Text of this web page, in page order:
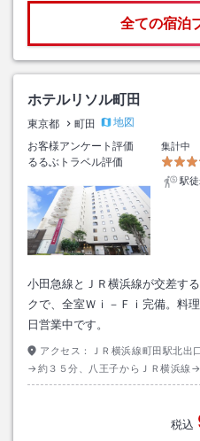
全ての宿泊
ホテルリソル町田
東京都 町田
地図
お客様アンケート評価
集計中
るるぶトラベル評価
駅
小田急線とＪＲ横浜線が交差す
クで、全室Ｗｉ－Ｆｉ完備。料
日営業中です。
アクセス：
ＪＲ横浜線町田駅北
→約３５分、八王子からＪＲ横浜線→
税込